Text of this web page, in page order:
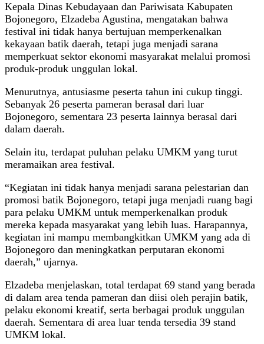
Kepala Dinas Kebudayaan dan Pariwisata Kabupaten
Bojonegoro, Elzadeba Agustina, mengatakan bahwa
festival ini tidak hanya bertujuan memperkenalkan
kekayaan batik daerah, tetapi juga menjadi sarana
memperkuat sektor ekonomi masyarakat melalui promosi
produk-produk unggulan lokal.
Menurutnya, antusiasme peserta tahun ini cukup tinggi.
Sebanyak 26 peserta pameran berasal dari luar
Bojonegoro, sementara 23 peserta lainnya berasal dari
dalam daerah.
Selain itu, terdapat puluhan pelaku UMKM yang turut
meramaikan area festival.
“Kegiatan ini tidak hanya menjadi sarana pelestarian dan
promosi batik Bojonegoro, tetapi juga menjadi ruang bagi
para pelaku UMKM untuk memperkenalkan produk
mereka kepada masyarakat yang lebih luas. Harapannya,
kegiatan ini mampu membangkitkan UMKM yang ada di
Bojonegoro dan meningkatkan perputaran ekonomi
daerah,” ujarnya.
Elzadeba menjelaskan, total terdapat 69 stand yang berada
di dalam area tenda pameran dan diisi oleh perajin batik,
pelaku ekonomi kreatif, serta berbagai produk unggulan
daerah. Sementara di area luar tenda tersedia 39 stand
UMKM lokal.